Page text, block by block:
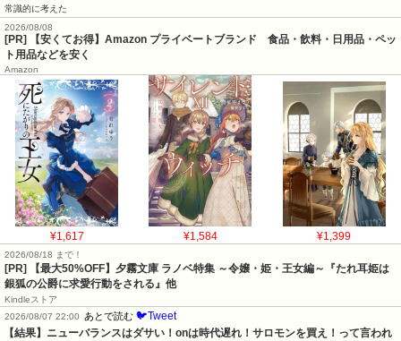
常識的に考えた
2026/08/08
[PR] 【安くてお得】Amazon プライベートブランド 食品・飲料・日用品・ペッ
ト用品などを安く
Amazon
¥1,617 ¥1,584 ¥1,399
2026/08/18 まで！
[PR] 【最大50%OFF】夕霧文庫 ラノベ特集 ～令嬢・姫・王女編～『たれ耳姫は
銀狐の公爵に求愛行動をされる』他
Kindleストア
2026/08/07 22:00
あとで読む 🐦Tweet
【結果】ニューバランスはダサい！onは時代遅れ！サロモンを買え！って言われ